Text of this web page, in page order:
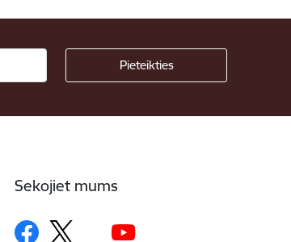
Sekojiet mums